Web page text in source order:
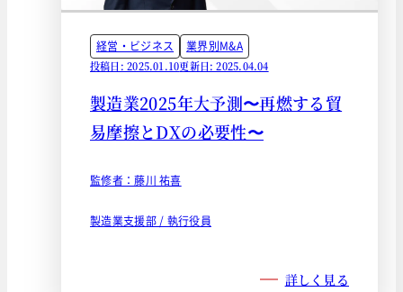
経営・ビジネス 業界別M&A
投稿日: 2025.01.10更新日: 2025.04.04
製造業2025年大予測〜再燃する貿
易摩擦とDXの必要性〜
監修者：藤川 祐喜
製造業支援部 / 執行役員
詳しく見る